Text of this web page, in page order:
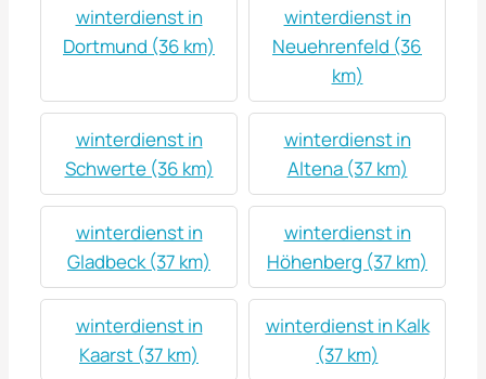
winterdienst in
Dortmund (36 km)
winterdienst in
Neuehrenfeld (36
km)
winterdienst in
Schwerte (36 km)
winterdienst in
Altena (37 km)
winterdienst in
Gladbeck (37 km)
winterdienst in
Höhenberg (37 km)
winterdienst in
Kaarst (37 km)
winterdienst in Kalk
(37 km)